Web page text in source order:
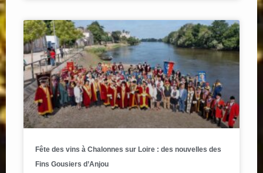
Fête des vins à Chalonnes sur Loire : des nouvelles des
Fins Gousiers d’Anjou